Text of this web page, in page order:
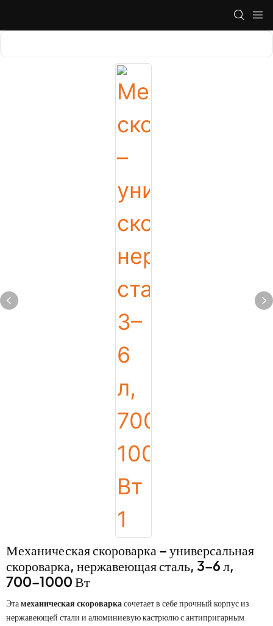
Механическая скороварка – универсальная
скороварка, нержавеющая сталь, 3–6 л,
700–1000 Вт
Этамеханическая скороваркасочетает в себе прочный корпус из
нержавеющей стали и алюминиевую кастрюлю с антипригарным